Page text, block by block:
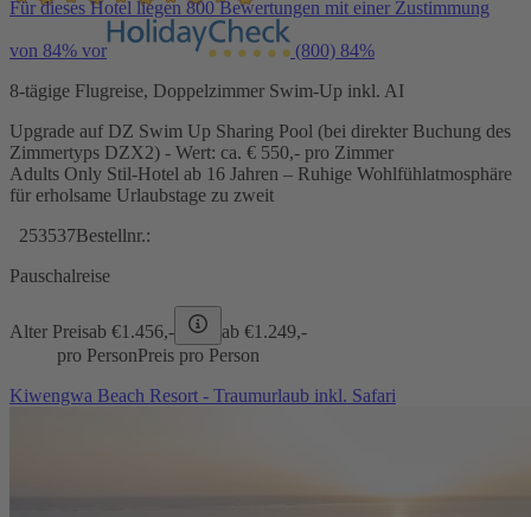
Für dieses Hotel liegen 800 Bewertungen mit einer Zustimmung
von 84% vor (800) 84%
8-tägige Flugreise, Doppelzimmer Swim-Up inkl. AI
Upgrade auf DZ Swim Up Sharing Pool (bei direkter Buchung des
Zimmertyps DZX2) - Wert: ca. € 550,- pro Zimmer
Adults Only Stil-Hotel ab 16 Jahren – Ruhige Wohlfühlatmosphäre
für erholsame Urlaubstage zu zweit
253537Bestellnr.:
Pauschalreise
Alter Preisab €1.456,- ab €1.249,-
pro PersonPreis pro Person
Kiwengwa Beach Resort - Traumurlaub inkl. Safari